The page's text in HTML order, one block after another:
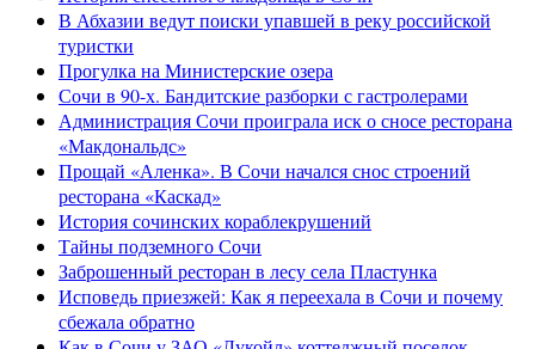
В Абхазии ведут поиски упавшей в реку российской
туристки
Прогулка на Министерские озера
Сочи в 90-х. Бандитские разборки с гастролерами
Администрация Сочи проиграла иск о сносе ресторана
«Макдональдс»
Прощай «Аленка». В Сочи начался снос строений
ресторана «Каскад»
История сочинских кораблекрушений
Тайны подземного Сочи
Заброшенный ресторан в лесу села Пластунка
Исповедь приезжей: Как я переехала в Сочи и почему
сбежала обратно